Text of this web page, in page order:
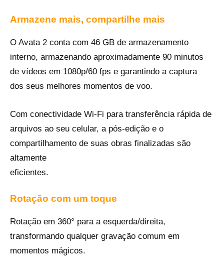
Armazene mais, compartilhe mais
O Avata 2 conta com 46 GB de armazenamento
interno, armazenando aproximadamente 90 minutos
de vídeos em 1080p/60 fps e garantindo a captura
dos seus melhores momentos de voo.
Com conectividade Wi-Fi para transferência rápida de
arquivos ao seu celular, a pós-edição e o
compartilhamento de suas obras finalizadas são
altamente
eficientes.
Rotação com um toque
Rotação em 360° para a esquerda/direita,
transformando qualquer gravação comum em
momentos mágicos.